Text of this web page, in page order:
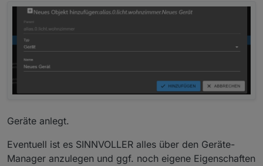
Geräte anlegt.
Eventuell ist es SINNVOLLER alles über den Geräte-
Manager anzulegen und ggf. noch eigene Eigenschaften